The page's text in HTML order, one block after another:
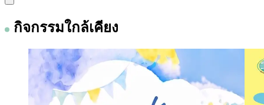
กิจกรรมใกล้เคียง